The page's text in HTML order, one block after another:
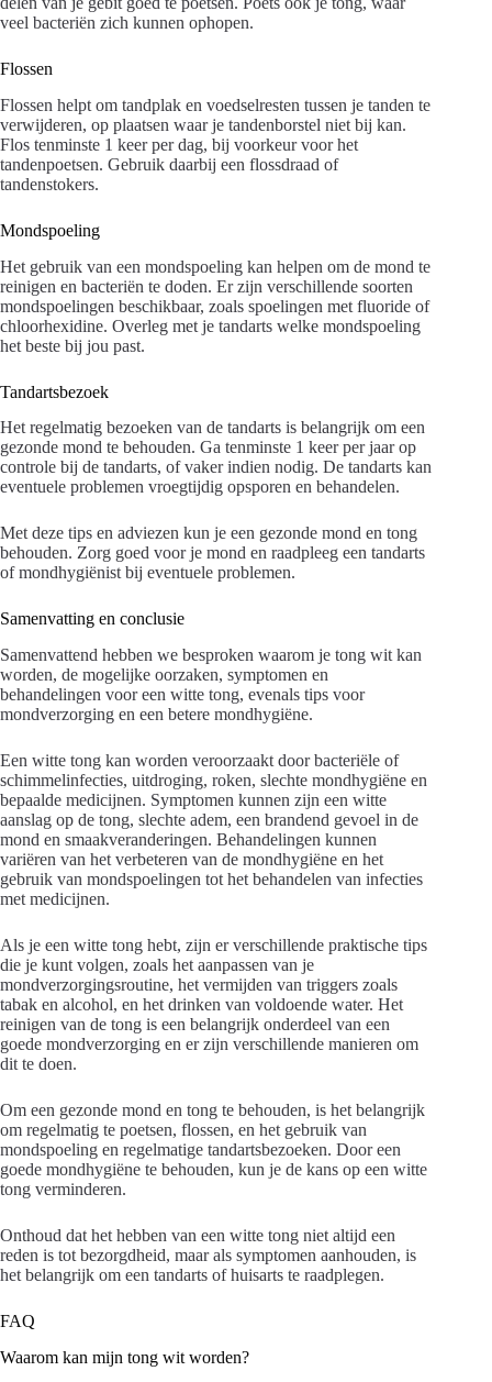
veel bacteriën zich kunnen ophopen.
Flossen
Flossen helpt om tandplak en voedselresten tussen je tanden te
verwijderen, op plaatsen waar je tandenborstel niet bij kan.
Flos tenminste 1 keer per dag, bij voorkeur voor het
tandenpoetsen. Gebruik daarbij een flossdraad of
tandenstokers.
Mondspoeling
Het gebruik van een mondspoeling kan helpen om de mond te
reinigen en bacteriën te doden. Er zijn verschillende soorten
mondspoelingen beschikbaar, zoals spoelingen met fluoride of
chloorhexidine. Overleg met je tandarts welke mondspoeling
het beste bij jou past.
Tandartsbezoek
Het regelmatig bezoeken van de tandarts is belangrijk om een
gezonde mond te behouden. Ga tenminste 1 keer per jaar op
controle bij de tandarts, of vaker indien nodig. De tandarts kan
eventuele problemen vroegtijdig opsporen en behandelen.
Met deze tips en adviezen kun je een gezonde mond en tong
behouden. Zorg goed voor je mond en raadpleeg een tandarts
of mondhygiënist bij eventuele problemen.
Samenvatting en conclusie
Samenvattend hebben we besproken waarom je tong wit kan
worden, de mogelijke oorzaken, symptomen en
behandelingen voor een witte tong, evenals tips voor
mondverzorging en een betere mondhygiëne.
Een witte tong kan worden veroorzaakt door bacteriële of
schimmelinfecties, uitdroging, roken, slechte mondhygiëne en
bepaalde medicijnen. Symptomen kunnen zijn een witte
aanslag op de tong, slechte adem, een brandend gevoel in de
mond en smaakveranderingen. Behandelingen kunnen
variëren van het verbeteren van de mondhygiëne en het
gebruik van mondspoelingen tot het behandelen van infecties
met medicijnen.
Als je een witte tong hebt, zijn er verschillende praktische tips
die je kunt volgen, zoals het aanpassen van je
mondverzorgingsroutine, het vermijden van triggers zoals
tabak en alcohol, en het drinken van voldoende water. Het
reinigen van de tong is een belangrijk onderdeel van een
goede mondverzorging en er zijn verschillende manieren om
dit te doen.
Om een gezonde mond en tong te behouden, is het belangrijk
om regelmatig te poetsen, flossen, en het gebruik van
mondspoeling en regelmatige tandartsbezoeken. Door een
goede mondhygiëne te behouden, kun je de kans op een witte
tong verminderen.
Onthoud dat het hebben van een witte tong niet altijd een
reden is tot bezorgdheid, maar als symptomen aanhouden, is
het belangrijk om een tandarts of huisarts te raadplegen.
FAQ
Waarom kan mijn tong wit worden?